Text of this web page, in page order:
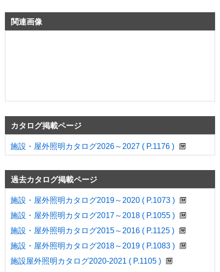
関連画像
カタログ掲載ページ
施設・屋外照明カタログ2026～2027 ( P.1176 )
過去カタログ掲載ページ
施設・屋外照明カタログ2019～2020 ( P.1073 )
施設・屋外照明カタログ2017～2018 ( P.1055 )
施設・屋外照明カタログ2015～2016 ( P.1125 )
施設・屋外照明カタログ2018～2019 ( P.1083 )
施設屋外照明カタログ2020-2021 ( P.1105 )